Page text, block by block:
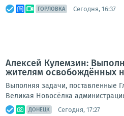
ГОРЛОВКА Сегодня, 16:37
Алексей Кулемзин:
жителям освобождённых
Выполняя задачи, поставленные
Великая Новосёлка
ДОНЕЦК Сегодня, 17:27